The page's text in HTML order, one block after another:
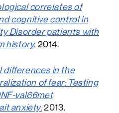
correlates of
cognitive control in
Disorder patients with
history. 2014.
differences in the
of fear: Testing
val66met
anxiety. 2013.